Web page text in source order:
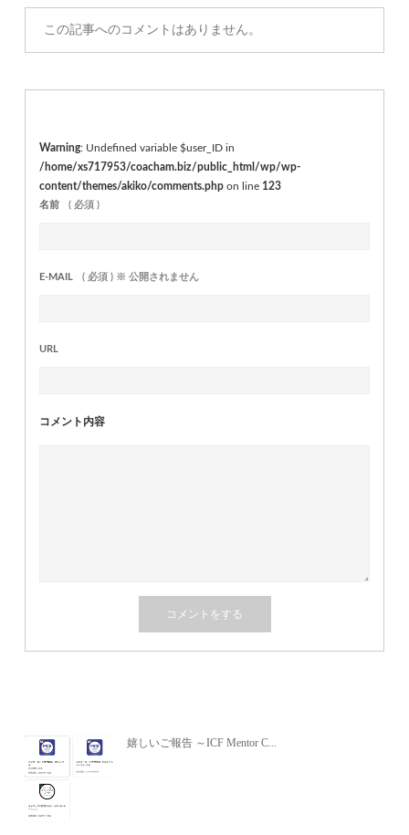
この記事へのコメントはありません。
Warning : Undefined variable $user_ID in
/home/xs717953/coacham.biz/public_html/wp/wp-
content/themes/akiko/comments.php on line 123
名前 ( 必須 )
E-MAIL ( 必須 ) ※ 公開されません
URL
コメント内容
嬉しいご報告 ～ICF Mentor C...